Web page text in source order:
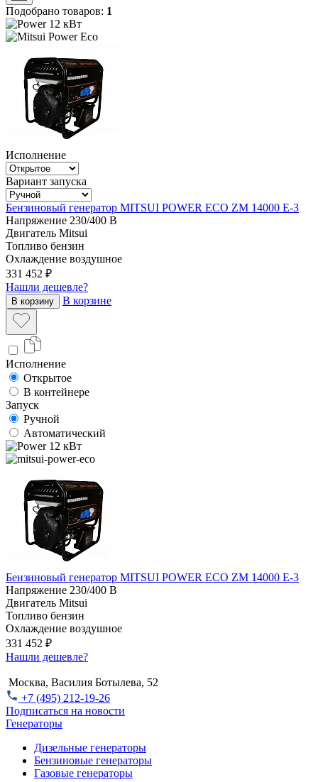
Подобрано товаров: 1
12 кВт
Исполнение
Вариант запуска
Бензиновый генератор MITSUI POWER ECO ZM 14000 E-3
Напряжение 230/400 В
Двигатель Mitsui
Топливо бензин
Охлаждение воздушное
331 452 ₽
Нашли дешевле?
В корзину В корзине
Исполнение
Открытое
В контейнере
Запуск
Ручной
Автоматический
12 кВт
Бензиновый генератор MITSUI POWER ECO ZM 14000 E-3
Напряжение 230/400 В
Двигатель Mitsui
Топливо бензин
Охлаждение воздушное
331 452 ₽
Нашли дешевле?
Москва, Василия Ботылева, 52
+7 (495) 212-19-26
Подписаться на новости
Генераторы
Дизельные генераторы
Бензиновые генераторы
Газовые генераторы